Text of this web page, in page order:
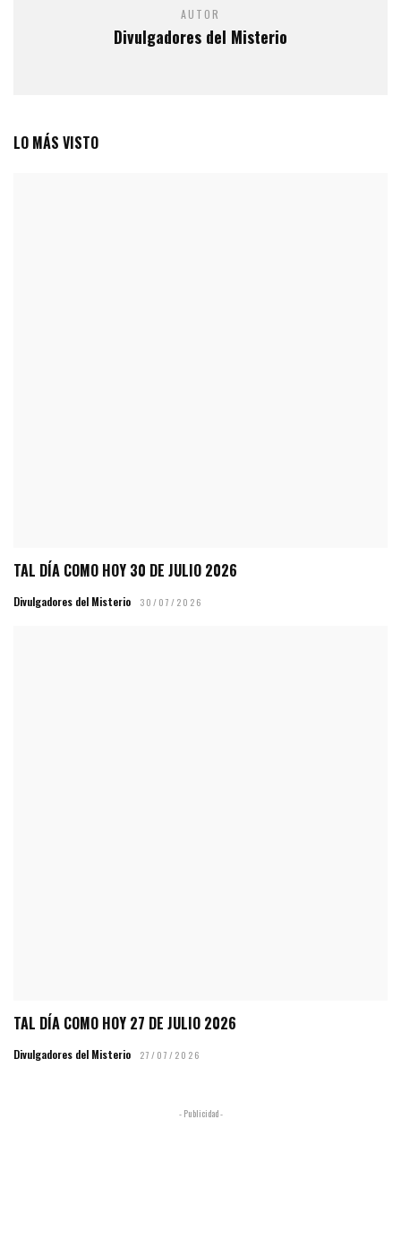
AUTOR
Divulgadores del Misterio
LO MÁS VISTO
TAL DÍA COMO HOY 30 DE JULIO 2026
Divulgadores del Misterio 30/07/2026
TAL DÍA COMO HOY 27 DE JULIO 2026
Divulgadores del Misterio 27/07/2026
- Publicidad -